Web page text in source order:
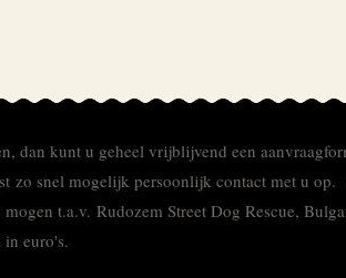
dan kunt u geheel vrijblijvend een
zo snel mogelijk persoonlijk contact met u
t.a.v. Rudozem Street Dog Rescue,
in euro's.